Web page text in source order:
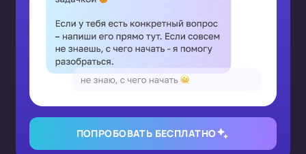
ПОПРОБОВАТЬ БЕСПЛАТНО